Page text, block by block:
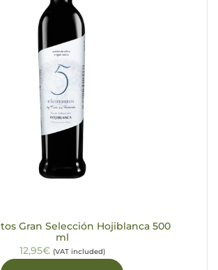
Gran Selección Hojiblanca 500
ml
12,95€ (VAT included)